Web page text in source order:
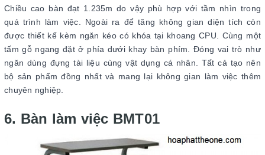
Chiều cao bàn đạt 1.235m do vậy phù hợp với tầm nhìn trong
quá trình làm việc. Ngoài ra để tăng không gian diện tích còn
được thiết kế kèm ngăn kéo có khóa tại khoang CPU. Cùng một
tấm gỗ ngang đặt ở phía dưới khay bàn phím. Đóng vai trò như
ngăn dùng đựng tài liệu cùng vật dụng cá nhân. Tất cả tạo nên
bộ sản phẩm đồng nhất và mang lại không gian làm việc thêm
chuyên nghiệp.
6. Bàn làm việc BMT01